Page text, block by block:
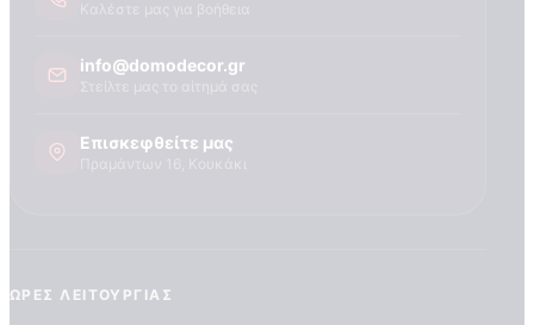
info@domodecor.gr
Επισκεφθείτε μας
ΏΡΕΣ ΛΕΙΤΟΥΡΓΊΑΣ